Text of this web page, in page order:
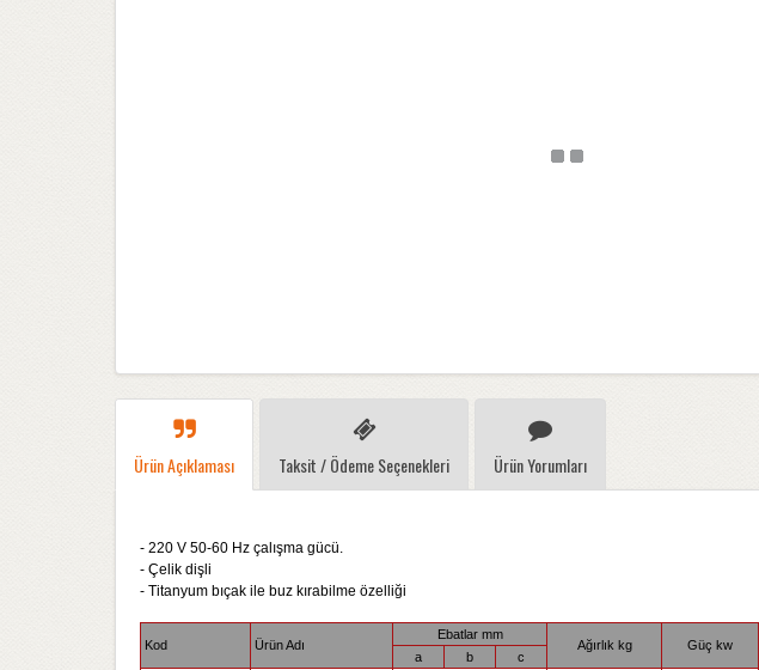
Ürün Açıklaması Taksit / Ödeme Seçenekleri Ürün Yorumları
- 220 V 50-60 Hz çalışma gücü.
- Çelik dişli
- Titanyum bıçak ile buz kırabilme özelliği
Kod Ürün Adı
Ebatlar mm
Ağırlık kg Güç kw
a
b
c